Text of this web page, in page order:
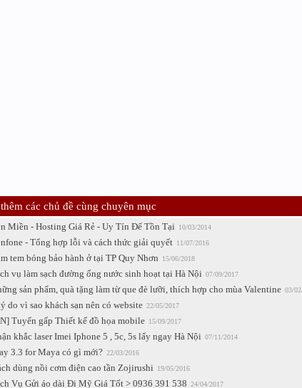
các chủ đề cùng chuyên mục
Miền - Hosting Giá Rẻ - Uy Tín Để Tồn Tại 10/03/2014
- Tổng hợp lỗi và cách thức giải quyết 11/07/2016
tem bóng bảo hành ở tại TP Quy Nhơn 15/06/2018
vụ làm sạch đường ống nước sinh hoạt tại Hà Nội 07/09/2017
sản phẩm, quà tặng làm từ que đè lưỡi, thích hợp cho mùa Valentine 03/
do vì sao khách sạn nên có website 22/05/2017
Tuyển gấp Thiết kế đồ họa mobile 15/09/2017
khắc laser Imei Iphone 5 , 5c, 5s lấy ngay Hà Nội 07/11/2014
3.3 for Maya có gì mới? 22/03/2016
dùng nồi cơm điện cao tần Zojirushi 19/05/2016
Vụ Gửi áo dài Đi Mỹ Giá Tốt > 0936 391 538 24/04/2017